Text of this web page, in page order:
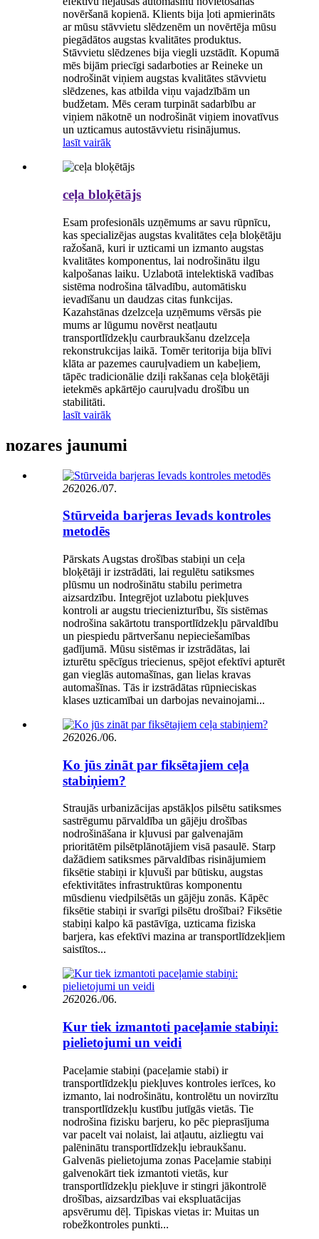
novēršanā kopienā. Klients bija ļoti apmierināts
ar mūsu stāvvietu slēdzenēm un novērtēja mūsu
piegādātos augstas kvalitātes produktus.
Stāvvietu slēdzenes bija viegli uzstādīt. Kopumā
mēs bijām priecīgi sadarboties ar Reineke un
nodrošināt viņiem augstas kvalitātes stāvvietu
slēdzenes, kas atbilda viņu vajadzībām un
budžetam. Mēs ceram turpināt sadarbību ar
viņiem nākotnē un nodrošināt viņiem inovatīvus
un uzticamus autostāvvietu risinājumus.
lasīt vairāk
ceļa bloķētājs
Esam profesionāls uzņēmums ar savu rūpnīcu,
kas specializējas augstas kvalitātes ceļa bloķētāju
ražošanā, kuri ir uzticami un izmanto augstas
kvalitātes komponentus, lai nodrošinātu ilgu
kalpošanas laiku. Uzlabotā intelektiskā vadības
sistēma nodrošina tālvadību, automātisku
ievadīšanu un daudzas citas funkcijas.
Kazahstānas dzelzceļa uzņēmums vērsās pie
mums ar lūgumu novērst neatļautu
transportlīdzekļu caurbraukšanu dzelzceļa
rekonstrukcijas laikā. Tomēr teritorija bija blīvi
klāta ar pazemes cauruļvadiem un kabeļiem,
tāpēc tradicionālie dziļi rakšanas ceļa bloķētāji
ietekmēs apkārtējo cauruļvadu drošību un
stabilitāti.
lasīt vairāk
nozares jaunumi
262026./07.
Stūrveida barjeras Ievads kontroles
metodēs
Pārskats Augstas drošības stabiņi un ceļa
bloķētāji ir izstrādāti, lai regulētu satiksmes
plūsmu un nodrošinātu stabilu perimetra
aizsardzību. Integrējot uzlabotu piekļuves
kontroli ar augstu triecienizturību, šīs sistēmas
nodrošina sakārtotu transportlīdzekļu pārvaldību
un piespiedu pārtveršanu nepieciešamības
gadījumā. Mūsu sistēmas ir izstrādātas, lai
izturētu spēcīgus triecienus, spējot efektīvi apturēt
gan vieglās automašīnas, gan lielas kravas
automašīnas. Tās ir izstrādātas rūpnieciskas
klases uzticamībai un darbojas nevainojami...
262026./06.
Ko jūs zināt par fiksētajiem ceļa
stabiņiem?
Straujās urbanizācijas apstākļos pilsētu satiksmes
sastrēgumu pārvaldība un gājēju drošības
nodrošināšana ir kļuvusi par galvenajām
prioritātēm pilsētplānotājiem visā pasaulē. Starp
dažādiem satiksmes pārvaldības risinājumiem
fiksētie stabiņi ir kļuvuši par būtisku, augstas
efektivitātes infrastruktūras komponentu
mūsdienu viedpilsētās un gājēju zonās. Kāpēc
fiksētie stabiņi ir svarīgi pilsētu drošībai? Fiksētie
stabiņi kalpo kā pastāvīga, uzticama fiziska
barjera, kas efektīvi mazina ar transportlīdzekļiem
saistītos...
262026./06.
Kur tiek izmantoti paceļamie stabiņi:
pielietojumi un veidi
Paceļamie stabiņi (paceļamie stabi) ir
transportlīdzekļu piekļuves kontroles ierīces, ko
izmanto, lai nodrošinātu, kontrolētu un novirzītu
transportlīdzekļu kustību jutīgās vietās. Tie
nodrošina fizisku barjeru, ko pēc pieprasījuma
var pacelt vai nolaist, lai atļautu, aizliegtu vai
palēninātu transportlīdzekļu iebraukšanu.
Galvenās pielietojuma zonas Paceļamie stabiņi
galvenokārt tiek izmantoti vietās, kur
transportlīdzekļu piekļuve ir stingri jākontrolē
drošības, aizsardzības vai ekspluatācijas
apsvērumu dēļ. Tipiskas vietas ir: Muitas un
robežkontroles punkti...